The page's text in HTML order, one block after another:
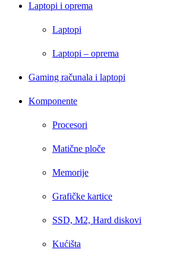
Laptopi i oprema
Laptopi
Laptopi – oprema
Gaming računala i laptopi
Komponente
Procesori
Matične ploče
Memorije
Grafičke kartice
SSD, M2, Hard diskovi
Kućišta